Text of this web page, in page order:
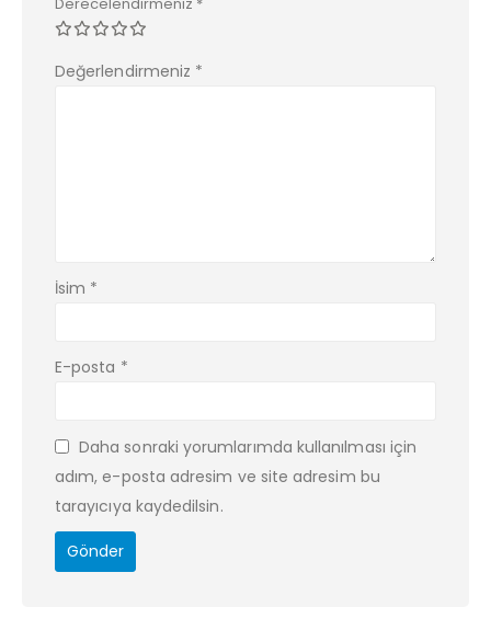
Değerlendirmeniz *
İsim *
E-posta *
Daha sonraki yorumlarımda kullanılması için
adım, e-posta adresim ve site adresim bu
tarayıcıya kaydedilsin.